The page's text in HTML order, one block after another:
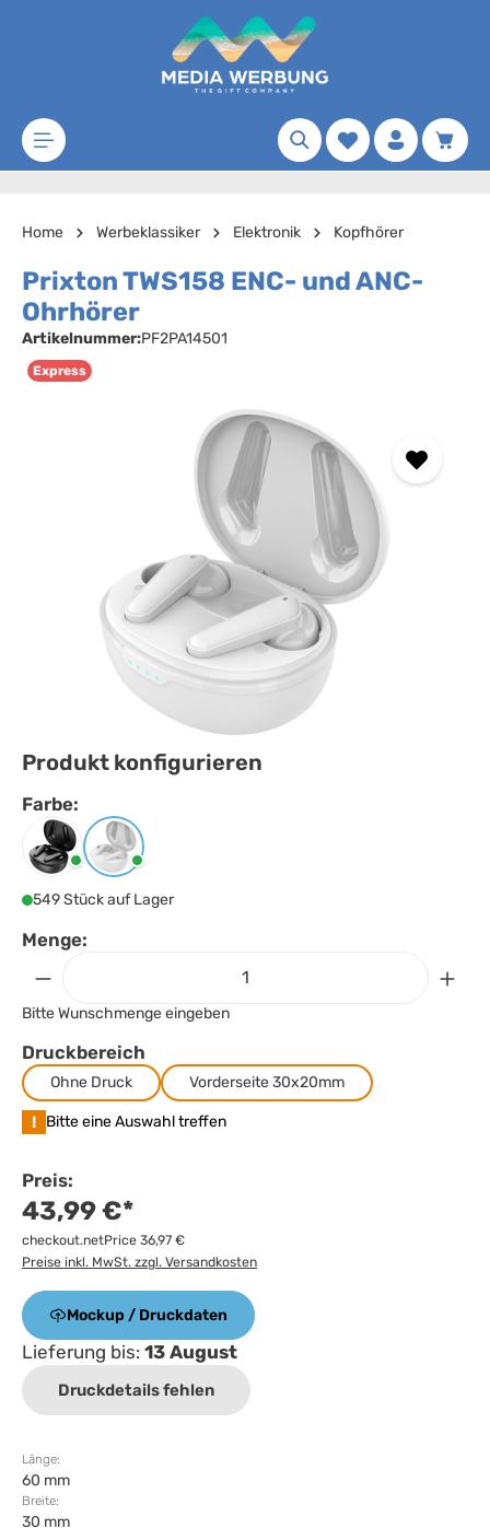
Zum Hauptinhalt springen
Merkzettel
Home Werbeklassiker Elektronik Kopfhörer
Prixton TWS158 ENC- und ANC-
Ohrhörer
Artikelnummer:PF2PA14501
Express
Produkt konfigurieren
Farbe:
Farbeauswählen
SchwarzWeiss
549 Stück auf Lager
Menge:
Bitte Wunschmenge eingeben
Druckbereich
Ohne Druck Vorderseite 30x20mm
! Bitte eine Auswahl treffen
Preis:
43,99 €*
checkout.netPrice 36,97 €
Preise inkl. MwSt. zzgl. Versandkosten
Mockup / Druckdaten
Lieferung bis: 13 August
Druckdetails fehlen
Länge:
60 mm
Breite:
30 mm